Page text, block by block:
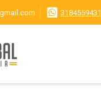
3184559431